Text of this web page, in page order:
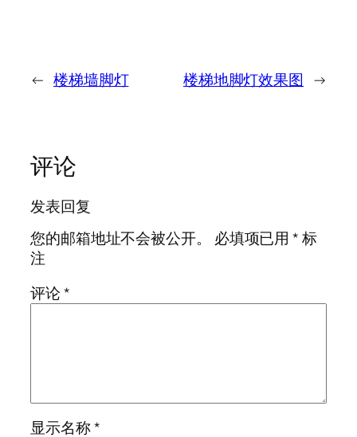
← 楼梯墙脚灯 楼梯地脚灯效果图 →
评论
发表回复
您的邮箱地址不会被公开。
必填项已用*标
注
评论*
显示名称*